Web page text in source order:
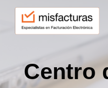
Búsqueda
Centro